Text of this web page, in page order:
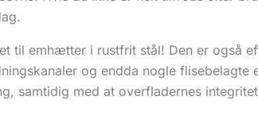
til emhætter i rustfrit stål! Den er også
og endda nogle
samtidig med at overfladernes